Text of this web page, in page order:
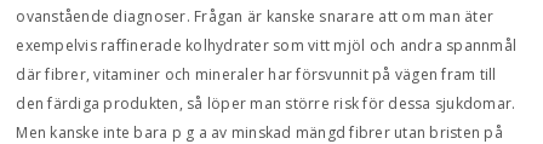
ovanstående diagnoser. Frågan är kanske snarare att om man äter
exempelvis raffinerade kolhydrater som vitt mjöl och andra spannmål
där fibrer, vitaminer och mineraler har försvunnit på vägen fram till
den färdiga produkten, så löper man större risk för dessa sjukdomar.
Men kanske inte bara p g a av minskad mängd fibrer utan bristen på